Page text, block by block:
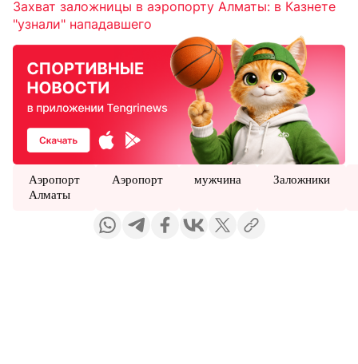
Захват заложницы в аэропорту Алматы: в Казнете
"узнали" нападавшего
Аэропорт
Алматы
Аэропорт мужчина Заложники